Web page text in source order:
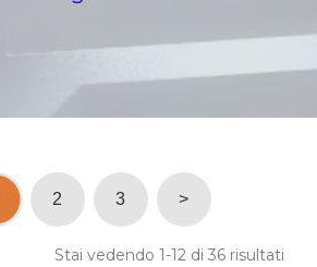
2 3 >
Stai vedendo 1-12 di 36 risultati